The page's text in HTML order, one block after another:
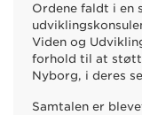
Ordene faldt i en
Viden og
forhold til at
Nyborg, i deres
Samtalen er